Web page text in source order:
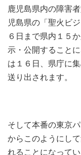
鹿児島県内の障害
児島県の「聖火ビ
６日まで県内１５
示・公開すること
は１６日、県庁に
送り出されます。
そして本番の東京
からこのようにし
れることになってい